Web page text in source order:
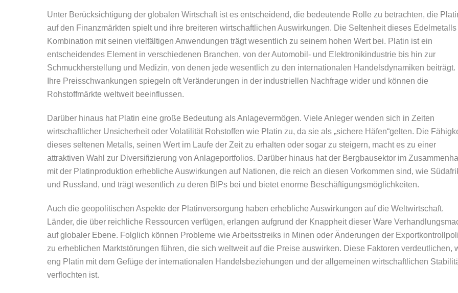
Unter Berücksichtigung der globalen Wirtschaft ist es entscheidend, die bedeutende Rolle zu betrachten, die
auf den Finanzmärkten spielt und ihre breiteren wirtschaftlichen Auswirkungen. Die Seltenheit dieses Edelmetalls
Kombination mit seinen vielfältigen Anwendungen trägt wesentlich zu seinem hohen Wert bei. Platin ist ein
entscheidendes Element in verschiedenen Branchen, von der Automobil- und Elektronikindustrie bis hin zur
Schmuckherstellung und Medizin, von denen jede wesentlich zu den internationalen Handelsdynamiken beiträgt.
Ihre Preisschwankungen spiegeln oft Veränderungen in der industriellen Nachfrage wider und können die
Rohstoffmärkte weltweit beeinflussen.
Darüber hinaus hat Platin eine große Bedeutung als Anlagevermögen. Viele Anleger wenden sich in Zeiten
wirtschaftlicher Unsicherheit oder Volatilität Rohstoffen wie Platin zu, da sie als „sichere Häfen“gelten. Die
dieses seltenen Metalls, seinen Wert im Laufe der Zeit zu erhalten oder sogar zu steigern, macht es zu einer
attraktiven Wahl zur Diversifizierung von Anlageportfolios. Darüber hinaus hat der Bergbausektor im
mit der Platinproduktion erhebliche Auswirkungen auf Nationen, die reich an diesen Vorkommen sind, wie
und Russland, und trägt wesentlich zu deren BIPs bei und bietet enorme Beschäftigungsmöglichkeiten.
Auch die geopolitischen Aspekte der Platinversorgung haben erhebliche Auswirkungen auf die Weltwirtschaft.
Länder, die über reichliche Ressourcen verfügen, erlangen aufgrund der Knappheit dieser Ware
auf globaler Ebene. Folglich können Probleme wie Arbeitsstreiks in Minen oder Änderungen der
zu erheblichen Marktstörungen führen, die sich weltweit auf die Preise auswirken. Diese Faktoren verdeutlichen,
eng Platin mit dem Gefüge der internationalen Handelsbeziehungen und der allgemeinen wirtschaftlichen
verflochten ist.